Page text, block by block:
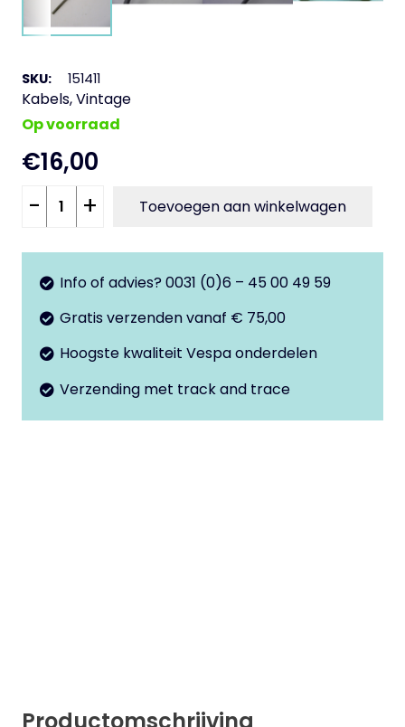
SKU: 151411
Kabels,Vintage
Op voorraad
€16,00
Voorremkabel
PK50
-
125
Rush
aantal
- + Toevoegen aan winkelwagen
Info of advies? 0031 (0)6 – 45 00 49 59
Gratis verzenden vanaf € 75,00
Hoogste kwaliteit Vespa onderdelen
Verzending met track and trace